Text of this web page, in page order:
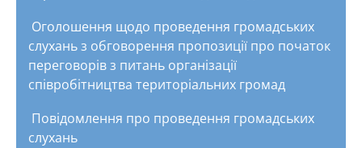
Оголошення щодо проведення громадських
слухань з обговорення пропозиції про початок
переговорів з питань організації
співробітництва територіальних громад
Повідомлення про проведення громадських
слухань